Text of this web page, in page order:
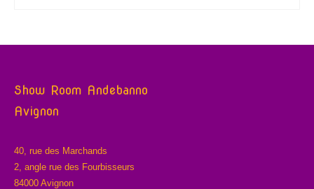
Show Room Andebanno
Avignon
40, rue des Marchands
2, angle rue des Fourbisseurs
84000 Avignon